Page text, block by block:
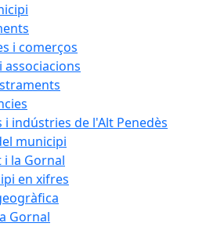
i comerços
associacions
i indústries de l'Alt Penedès
municipi
i la Gornal
en xifres
Gornal